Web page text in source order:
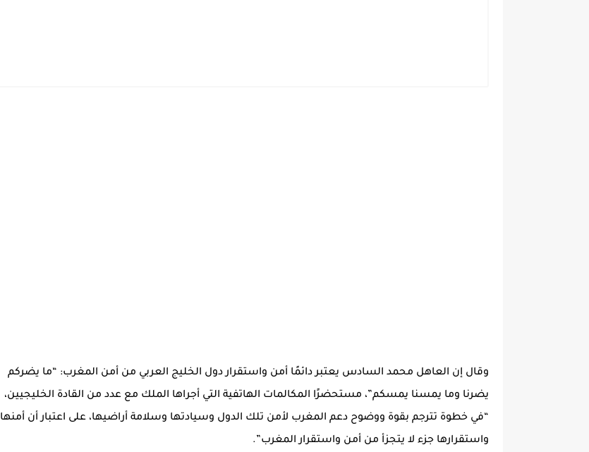
وقال إن العاهل محمد السادس يعتبر دائمًا أمن واستقرار دول الخليج العربي من أمن المغرب: “ما يضركم
يضرنا وما يمسنا يمسكم”، مستحضرًا المكالمات الهاتفية التي أجراها الملك مع عدد من القادة الخليجيين،
“في خطوة تترجم بقوة ووضوح دعم المغرب لأمن تلك الدول وسيادتها وسلامة أراضيها، على اعتبار أن أمنها
واستقرارها جزء لا يتجزأ من أمن واستقرار المغرب”.